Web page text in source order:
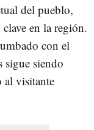
del pueblo,
en la región.
con el
sigue siendo
al visitante